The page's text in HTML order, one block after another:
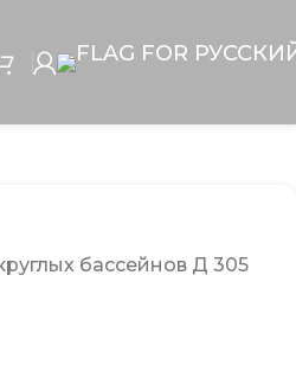
бассейнов Д 305